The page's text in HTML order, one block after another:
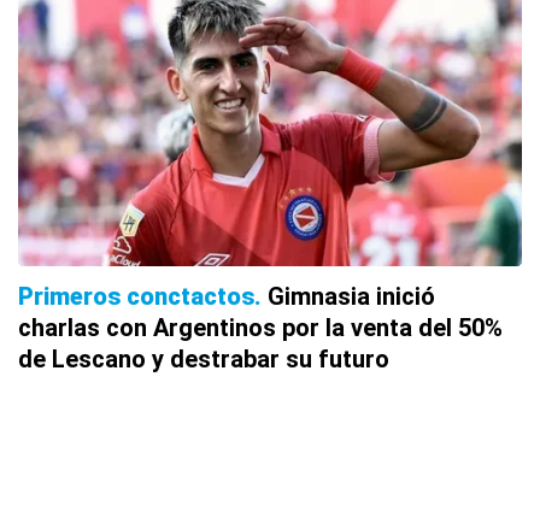
Primeros conctactos Gimnasia inició
charlas con Argentinos por la venta del 50%
de Lescano y destrabar su futuro